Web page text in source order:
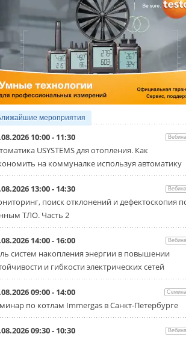
Гибридный тепловой насос
с одним общим испарителем
Исследователи предложили
конструкцию двухисточникового ...
5 АВГУСТА 2026
21-й ежегодный форум
«ЦОД-2026»
Мероприятие пройдет 2-3 сентября
отеле Radisson Slavyanskaya. Форум
посетит более двух тысяч участников
5 АВГУСТА 2026
Китайская Shenling
линейку тепловых насосов
«воздух-вода» на R290
Серия ThermaX R290 All-In-One
включает три модели ...
Тепловые насосы в связке с
солнечной генерацией и
накопителем снижают
потребление на 60%
Исследователи из Италии установили
4 АВГУСТА 2026
«РУСКЛИМАТ Fest 2026» в
собрал свыше 700 профи
климатической отрасли
Организатором выступил торгово-
производственный холдинг ...
мероприятия
10:00 - 11:30
USYSTEMS для отопления. Как
на коммуналке используя автоматику
13:00 - 14:30
поиск отклонений и дефектоскопия
ТЛО. Часть 2
14:00 - 16:00
систем накопления энергии в повышении
и гибкости электрических сетей
09:00 - 14:00
по котлам Immergas в Санкт-Петербурге
09:30 - 10:30